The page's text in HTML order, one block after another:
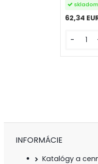
62,34
skladom
-
INFORMÁCIE
Katalógy a